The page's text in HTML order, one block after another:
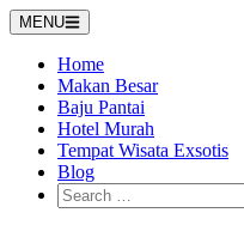
Skip
to
content
MENU
Home
Makan Besar
Baju Pantai
Hotel Murah
Tempat Wisata Exsotis
Blog
Search
for: